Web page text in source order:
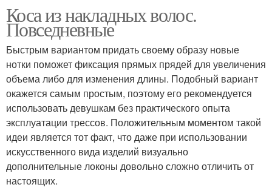
Коса из накладных волос.
Повседневные
Быстрым вариантом придать своему образу новые
нотки поможет фиксация прямых прядей для увеличения
объема либо для изменения длины. Подобный вариант
окажется самым простым, поэтому его рекомендуется
использовать девушкам без практического опыта
эксплуатации трессов. Положительным моментом такой
идеи является тот факт, что даже при использовании
искусственного вида изделий визуально
дополнительные локоны довольно сложно отличить от
настоящих.